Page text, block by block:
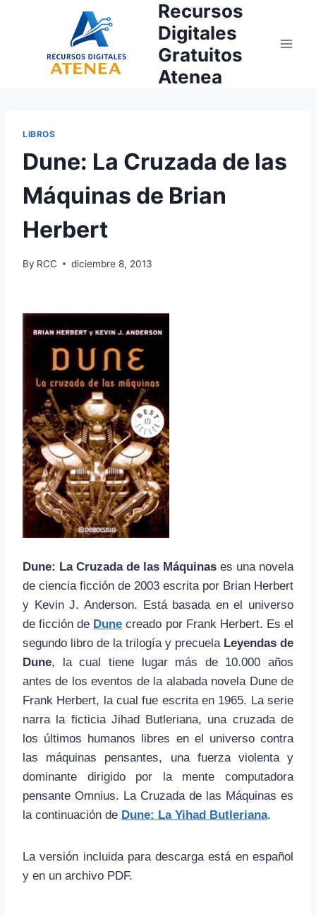
Recursos
Digitales
Gratuitos
Atenea
LIBROS
Dune: La Cruzada de las
Máquinas de Brian
Herbert
By RCC diciembre 8, 2013
Dune: La Cruzada de las Máquinas es una novela
de ciencia ficción de 2003 escrita por Brian Herbert
y Kevin J. Anderson. Está basada en el universo
de ficción de Dune creado por Frank Herbert. Es el
segundo libro de la trilogía y precuela Leyendas de
Dune, la cual tiene lugar más de 10.000 años
antes de los eventos dela alabada novela Dune de
Frank Herbert, la cual fue escrita en 1965. La serie
narra la ficticia Jihad Butleriana, una cruzada de
los últimos humanos libres en el universo contra
las máquinas pensantes, una fuerza violenta y
dominante
dirigido por la mente
computadora
pensante Omnius. La Cruzada de las Máquinas es
la continuación de Dune: La Yihad Butleriana.
La versión incluida para descarga está en español
y en un archivo PDF.